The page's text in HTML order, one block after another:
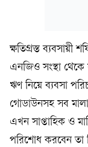
ক্ষতিগ্রস্ত
এনজিও সংস্থা থেকে
ঋণ নিয়ে ব্যবসা
গোডাউনসহ সব
এখন সাপ্তাহিক ও
পরিশোধ করবেন তা